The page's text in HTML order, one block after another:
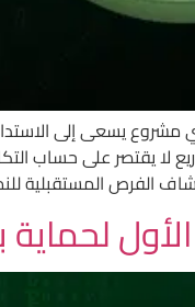
يسعى إلى
يقتصر على حساب
الفرص المستقبلية